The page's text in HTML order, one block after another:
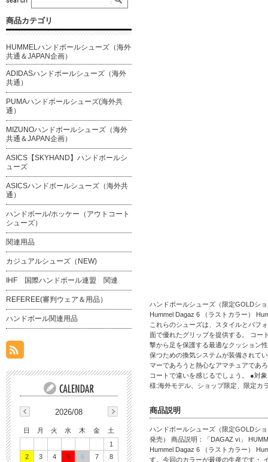
ハンドボールシューズ（限定GOLDシ
Hummel Dagaz 6 （ラストカラー）
これらのシューズは、スタイルとパフ
面で優れたグリップを提供する。 コー
撃から足を保護する最適なクッション
保つための換気システムが装備されて
マーであろうと熱心なアマチュアであ
コートで違いを感じるでしょう。 ●対
様:海外モデル、ショップ限定、限定カ
商品説明
ハンドボールシューズ（限定GOLDシ
発売） 商品説明：「DAGAZ vi」
Hummel Dagaz 6 （ラストカラー）
す。今回のカラーが最後の生産です・
商品カテゴリ
HUMMELハンドボールシューズ（海外
共通＆JAPAN企画）
ADIDASハンドボールシューズ（海外
共通）
PUMAハンドボールシューズ(海外共
通）
MIZUNOハンドボールシューズ（海外
共通＆JAPAN企画）
ASICS【SKYHAND】ハンドボールシ
ューズ
ASICSハンドボールシューズ（海外共
通）
ハンドボール/ホッケー（アウトコート
シューズ）
関連用品
カジュアルシューズ（NEW)
IHF 国際ハンドボール連盟 関連
REFEREE(審判ウェア＆用品）
ハンドボール関連用品
2026/08
日 月 火 水 木 金
土
1
2
3 4 5 6 7
8